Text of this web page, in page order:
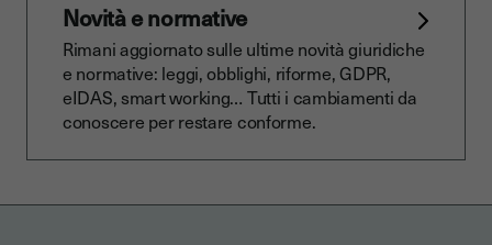
Novità e normative
Rimani aggiornato sulle ultime novità giuridiche
e normative: leggi, obblighi, riforme, GDPR,
eIDAS, smart working… Tutti i cambiamenti da
conoscere per restare conforme.